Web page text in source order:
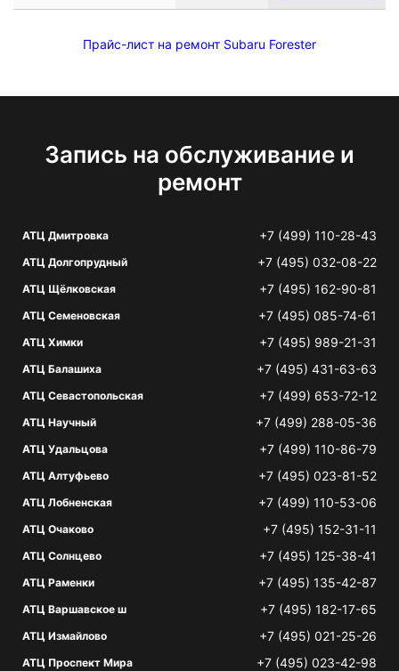
Прайс-лист на ремонт Subaru Forester
Запись на обслуживание и
ремонт
АТЦ Дмитровка +7 (499) 110-28-43
АТЦ Долгопрудный +7 (495) 032-08-22
АТЦ Щёлковская +7 (495) 162-90-81
АТЦ Семеновская +7 (495) 085-74-61
АТЦ Химки +7 (495) 989-21-31
АТЦ Балашиха +7 (495) 431-63-63
АТЦ Севастопольская +7 (499) 653-72-12
АТЦ Научный +7 (499) 288-05-36
АТЦ Удальцова +7 (499) 110-86-79
АТЦ Алтуфьево +7 (495) 023-81-52
АТЦ Лобненская +7 (499) 110-53-06
АТЦ Очаково +7 (495) 152-31-11
АТЦ Солнцево +7 (495) 125-38-41
АТЦ Раменки +7 (495) 135-42-87
АТЦ Варшавское ш +7 (495) 182-17-65
АТЦ Измайлово +7 (495) 021-25-26
АТЦ Проспект Мира +7 (495) 023-42-98